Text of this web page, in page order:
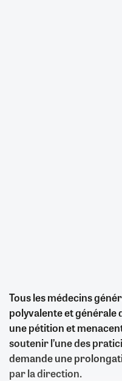
Tous les médecins
polyvalente et générale
une pétition et
soutenir l’une des
demande une
par la direction.